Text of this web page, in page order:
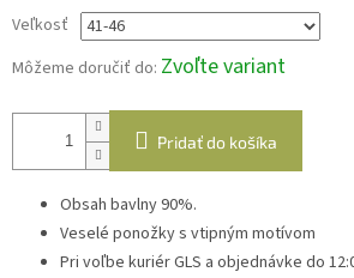
Veľkosť
Môžeme doručiť do: Zvoľte variant
Pridať do košíka
Obsah bavlny 90%.
Veselé ponožky s vtipným motívom
Pri voľbe kuriér GLS a objednávke do